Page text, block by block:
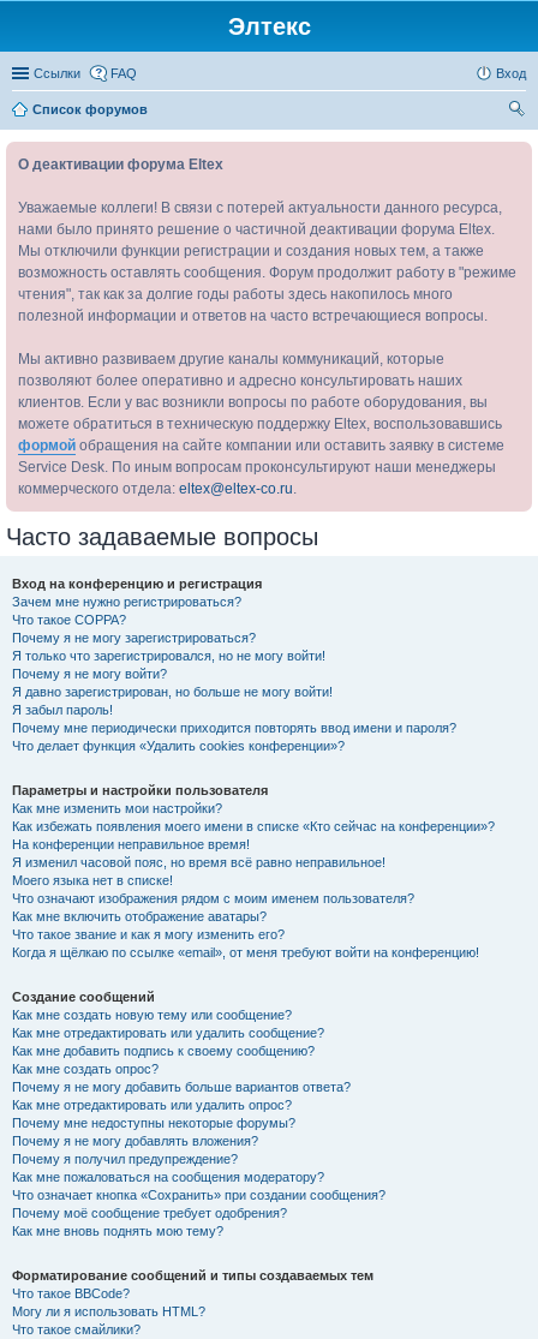
Элтекс
Ссылки FAQ Вход
Список форумов
О деактивации форума Eltex
Уважаемые коллеги! В связи с потерей актуальности данного ресурса,
нами было принято решение о частичной деактивации форума Eltex.
Мы отключили функции регистрации и создания новых тем, а также
возможность оставлять сообщения. Форум продолжит работу в "режиме
чтения", так как за долгие годы работы здесь накопилось много
полезной информации и ответов на часто встречающиеся вопросы.
Мы активно развиваем другие каналы коммуникаций, которые
позволяют более оперативно и адресно консультировать наших
клиентов. Если у вас возникли вопросы по работе оборудования, вы
можете обратиться в техническую поддержку Eltex, воспользовавшись
формой обращения на сайте компании или оставить заявку в системе
Service Desk. По иным вопросам проконсультируют наши менеджеры
коммерческого отдела: eltex@eltex-co.ru.
Часто задаваемые вопросы
Вход на конференцию и регистрация
Зачем мне нужно регистрироваться?
Что такое COPPA?
Почему я не могу зарегистрироваться?
Я только что зарегистрировался, но не могу войти!
Почему я не могу войти?
Я давно зарегистрирован, но больше не могу войти!
Я забыл пароль!
Почему мне периодически приходится повторять ввод имени и пароля?
Что делает функция «Удалить cookies конференции»?
Параметры и настройки пользователя
Как мне изменить мои настройки?
Как избежать появления моего имени в списке «Кто сейчас на конференции»?
На конференции неправильное время!
Я изменил часовой пояс, но время всё равно неправильное!
Моего языка нет в списке!
Что означают изображения рядом с моим именем пользователя?
Как мне включить отображение аватары?
Что такое звание и как я могу изменить его?
Когда я щёлкаю по ссылке «email», от меня требуют войти на конференцию!
Создание сообщений
Как мне создать новую тему или сообщение?
Как мне отредактировать или удалить сообщение?
Как мне добавить подпись к своему сообщению?
Как мне создать опрос?
Почему я не могу добавить больше вариантов ответа?
Как мне отредактировать или удалить опрос?
Почему мне недоступны некоторые форумы?
Почему я не могу добавлять вложения?
Почему я получил предупреждение?
Как мне пожаловаться на сообщения модератору?
Что означает кнопка «Сохранить» при создании сообщения?
Почему моё сообщение требует одобрения?
Как мне вновь поднять мою тему?
Форматирование сообщений и типы создаваемых тем
Что такое BBCode?
Могу ли я использовать HTML?
Что такое смайлики?